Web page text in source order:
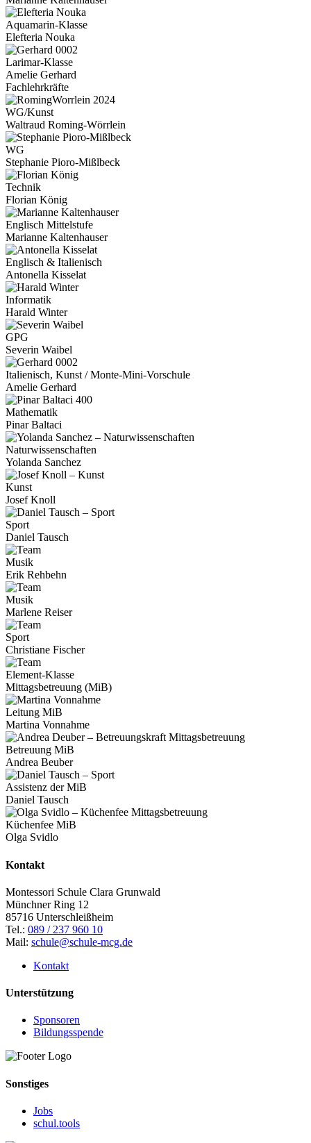
Aquamarin-Klasse
Elefteria Nouka
Larimar-Klasse
Amelie Gerhard
Fachlehrkräfte
WG/Kunst
Waltraud Roming-Wörrlein
WG
Stephanie Pioro-Mißlbeck
Technik
Florian König
Englisch Mittelstufe
Marianne Kaltenhauser
Englisch & Italienisch
Antonella Kisselat
Informatik
Harald Winter
GPG
Severin Waibel
Italienisch, Kunst / Monte-Mini-Vorschule
Amelie Gerhard
Mathematik
Pinar Baltaci
Naturwissenschaften
Yolanda Sanchez
Kunst
Josef Knoll
Sport
Daniel Tausch
Musik
Erik Rehbehn
Musik
Marlene Reiser
Sport
Christiane Fischer
Element-Klasse
Mittagsbetreuung (MiB)
Leitung MiB
Martina Vonnahme
Betreuung MiB
Andrea Beuber
Assistenz der MiB
Daniel Tausch
Küchenfee MiB
Olga Svidlo
Kontakt
Montessori Schule Clara Grunwald
Münchner Ring 12
85716 Unterschleißheim
Tel.: 089 / 237 960 10
Mail: schule@schule-mcg.de
Kontakt
Unterstützung
Sponsoren
Bildungsspende
Sonstiges
Jobs
schul.tools